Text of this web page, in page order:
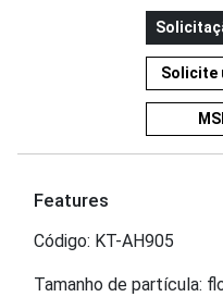
Solicite
Features
Código: KT-AH905
Tamanho de partícula: